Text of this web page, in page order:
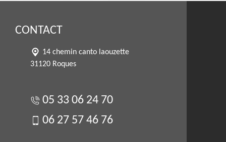
CONTACT
14 chemin canto laouzette
31120 Roques
05 33 06 24 70
06 27 57 46 76